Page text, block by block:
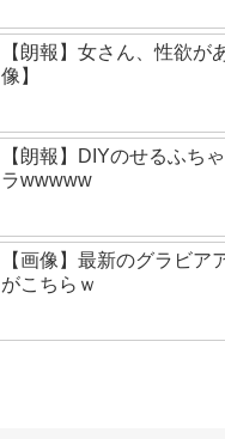
【朗報】女さん、性欲が
像】
【朗報】DIYのせるふち
ラwwwww
【画像】最新のグラビア
がこちらｗ